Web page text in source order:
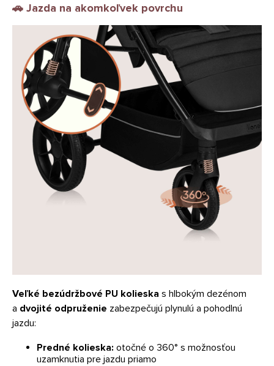
🚗 Jazda na akomkoľvek povrchu
Veľké bezúdržbové PU kolieska s hlbokým dezénom
a dvojité odpruženie zabezpečujú plynulú a pohodlnú
jazdu:
Predné kolieska: otočné o 360° s možnosťou
uzamknutia pre jazdu priamo